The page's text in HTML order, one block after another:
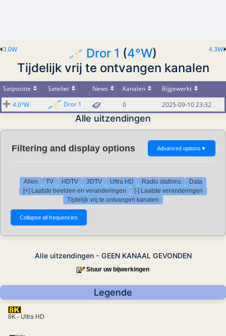
4.3W
3.0W Dror 1 (4°W)
Tijdelijk vrij te ontvangen kanalen
Satpositie Sateliet News Kanalen
Bijgewerkt
4.0°W
Dror 1 0 2025-09-10 23:32
Alle uitzendingen
Filtering and display options Advanced options ▼
Allen TV HDTV 3DTV Ultra HD Radio stations
Data
[+] Laatste beelden en veranderingen
[-] Laatste veranderingen
Tijdelijk vrij te ontvangen kanalen
Alle uitzendingen - GEEN KANAAL GEVONDEN
Stuur uw bijwerkingen
Legende
8K - Ultra HD